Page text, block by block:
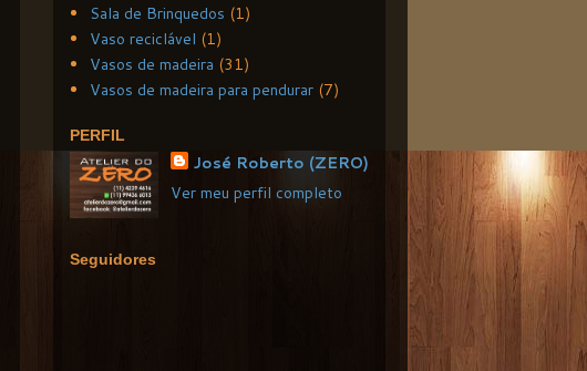
Sala de Brinquedos (1)
Vaso reciclável (1)
Vasos de madeira (31)
Vasos de madeira para pendurar (7)
PERFIL
José Roberto (ZERO)
Ver meu perfil completo
Seguidores